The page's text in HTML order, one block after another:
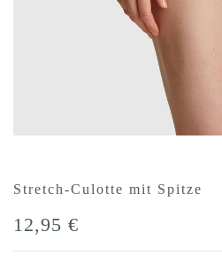
Stretch-Culotte mit Spitze
12,95 €